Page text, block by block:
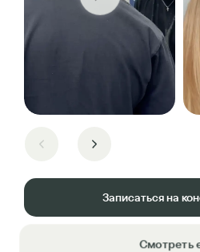
Записаться на
Смотреть